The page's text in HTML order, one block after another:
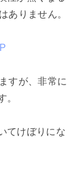
ありません。
すが、非常に
。
てけぼりにな